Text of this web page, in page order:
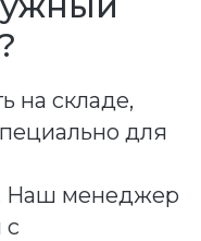
на складе,
для
Наш менеджер
с